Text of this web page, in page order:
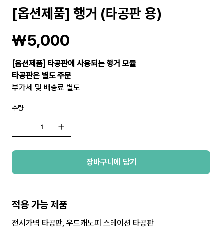
[옵션제품] 행거 (타공판 용)
격
₩5,000
[옵션제품] 타공판에 사용되는 행거 모듈
타공판은 별도 주문
부가세 및 배송료 별도
수량
장바구니에 담기
적용 가능 제품
전시가벽 타공판, 우드캐노피 스테이션 타공판